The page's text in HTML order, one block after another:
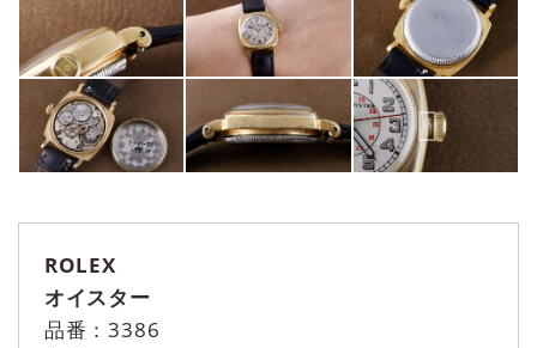
ROLEX
オイスター
品番：3386